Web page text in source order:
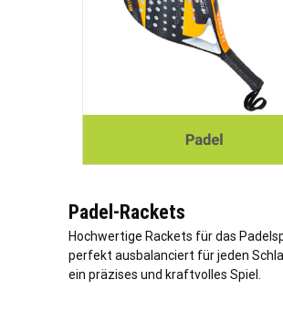
Padel-Rackets
Hochwertige Rackets für das
perfekt ausbalanciert für jeden
ein präzises und kraftvolles Spiel.